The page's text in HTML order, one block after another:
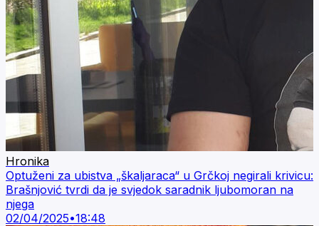
Hronika
Optuženi za ubistva „škaljaraca“ u Grčkoj negirali krivicu:
Brašnjović tvrdi da je svjedok saradnik ljubomoran na
njega
02/04/2025•18:48